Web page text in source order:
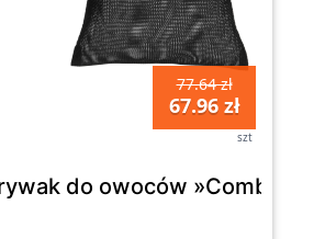
77.64 zł
67.96 zł
szt
do owoców